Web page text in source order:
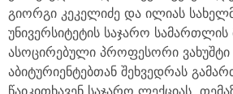
გიორგი კეკელიძე და ილიას
უნივერსიტეტის საჯარო
ასოცირებული პროფესორი ვახუშტი
აბიტურიენტებთან შეხვედრას
წაიკითხავენ საჯარო ლექციას